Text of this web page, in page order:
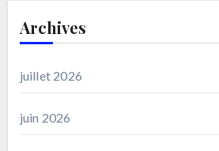
Archives
juillet 2026
juin 2026